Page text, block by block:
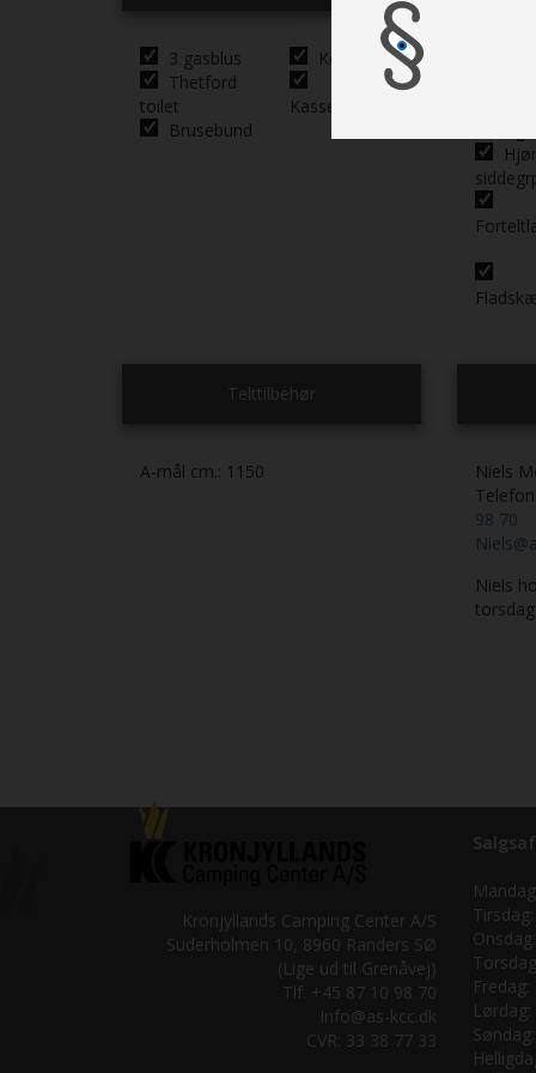
3 gasblus
Køleskab
Thetford
toilet
Kassettetoilet
Brusebund
Telttilbehør
A-mål cm.: 1150
Niels
Telefon
98 70
Niels
Kronjyllands Camping Center A/S
Suderholmen 10, 8960 Randers SØ
(Lige ud til Grenåvej)
Tlf. +45 87 10 98 70
Info@as-kcc.dk
CVR: 33 38 77 33
Mandag:
Tirsdag:
Onsdag:
Torsdag:
Fredag:
Lørdag:
Søndag: